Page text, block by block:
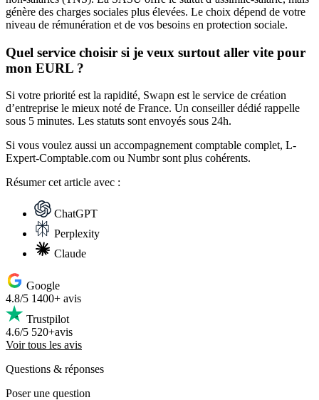
génère des charges sociales plus élevées. Le choix dépend de votre
niveau de rémunération et de vos besoins en protection sociale.
Quel service choisir si je veux surtout aller vite pour
mon EURL ?
Si votre priorité est la rapidité, Swapn est le service de création
d’entreprise le mieux noté de France. Un conseiller dédié rappelle
sous 5 minutes. Les statuts sont envoyés sous 24h.
Si vous voulez aussi un accompagnement comptable complet, L-
Expert-Comptable.com ou Numbr sont plus cohérents.
Résumercet article avec :
ChatGPT
Perplexity
Claude
Google
4.8/5 1400+ avis
Trustpilot
4.6/5 520+avis
Voir tous les avis
Questions & réponses
Poser une question